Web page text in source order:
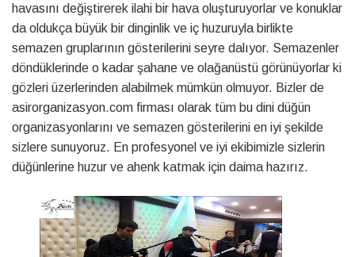
havasını değiştirerek ilahi bir hava oluşturuyorlar ve konuklar
da oldukça büyük bir dinginlik ve iç huzuruyla birlikte
semazen gruplarının gösterilerini seyre dalıyor. Semazenler
döndüklerinde o kadar şahane ve olağanüstü görünüyorlar ki
gözleri üzerlerinden alabilmek mümkün olmuyor. Bizler de
asirorganizasyon.com firması olarak tüm bu dini düğün
organizasyonlarını ve semazen gösterilerini en iyi şekilde
sizlere sunuyoruz. En profesyonel ve iyi ekibimizle sizlerin
düğünlerine huzur ve ahenk katmak için daima hazırız.